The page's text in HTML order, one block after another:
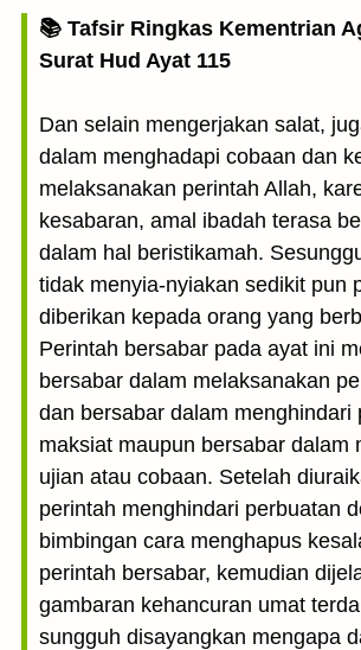
📚 Tafsir Ringkas Kementrian
Surat Hud Ayat 115
Dan selain mengerjakan salat,
dalam menghadapi cobaan dan
melaksanakan perintah Allah,
kesabaran, amal ibadah terasa
dalam hal beristikamah.
tidak menyia-nyiakan sedikit pun
diberikan kepada orang yang
Perintah bersabar pada ayat ini
bersabar dalam melaksanakan
dan bersabar dalam menghindari
maksiat maupun bersabar dalam
ujian atau cobaan. Setelah
perintah menghindari perbuatan
bimbingan cara menghapus
perintah bersabar, kemudian
gambaran kehancuran umat
sungguh disayangkan mengapa